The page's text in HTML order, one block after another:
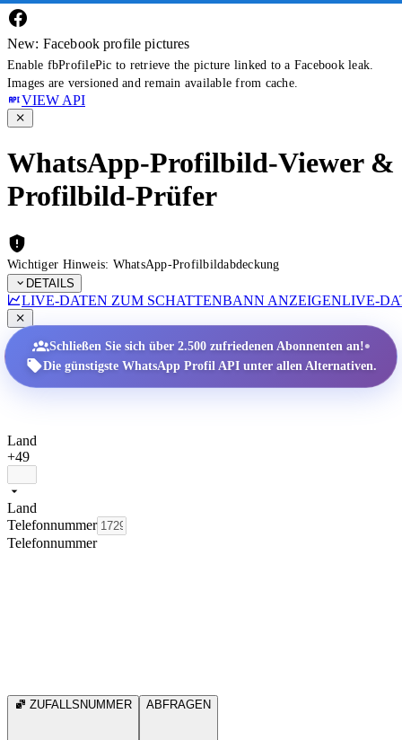
New: Facebook profile pictures
Enable fbProfilePic to retrieve the picture linked to a Facebook leak.
Images are versioned and remain available from cache.
VIEW API
WhatsApp-Profilbild-Viewer &
Profilbild-Prüfer
Wichtiger Hinweis: WhatsApp-Profilbildabdeckung
DETAILS
LIVE-DATEN ZUM SCHATTENBANN ANZEIGENLIVE-
Schließen Sie sich über 2.500 zufriedenen Abonnenten an!•
Die günstigste WhatsApp Profil API unter allen Alternativen.
Land
+49
Land
Telefonnummer
Telefonnummer
ZUFALLSNUMMER ABFRAGEN